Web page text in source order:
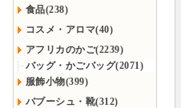
食品(238)
コスメ・アロマ(40)
アフリカのかご(2239)
バッグ・かごバッグ(2071)
服飾小物(399)
バブーシュ・靴(312)